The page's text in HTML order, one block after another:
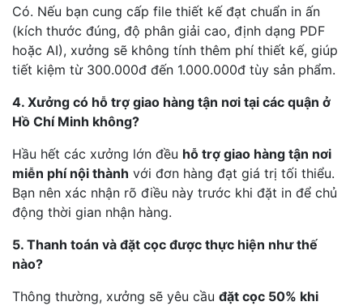
Có. Nếu bạn cung cấp file thiết kế đạt chuẩn in ấn
(kích thước đúng, độ phân giải cao, định dạng PDF
hoặc AI), xưởng sẽ không tính thêm phí thiết kế, giúp
tiết kiệm từ 300.000đ đến 1.000.000đ tùy sản phẩm.
4. Xưởng có hỗ trợ giao hàng tận nơi tại các quận ở
Hồ Chí Minh không?
Hầu hết các xưởng lớn đều hỗ trợ giao hàng tận nơi
miễn phí nội thành với đơn hàng đạt giá trị tối thiểu.
Bạn nên xác nhận rõ điều này trước khi đặt in để chủ
động thời gian nhận hàng.
5. Thanh toán và đặt cọc được thực hiện như thế
nào?
Thông thường, xưởng sẽ yêu cầu đặt cọc 50% khi